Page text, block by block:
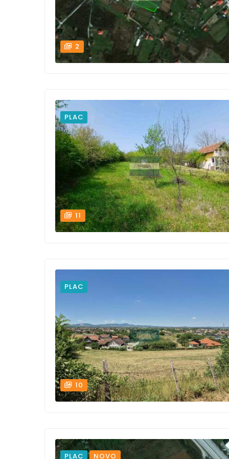
2
PLAC
11
PLAC
10
PLAC NOVO